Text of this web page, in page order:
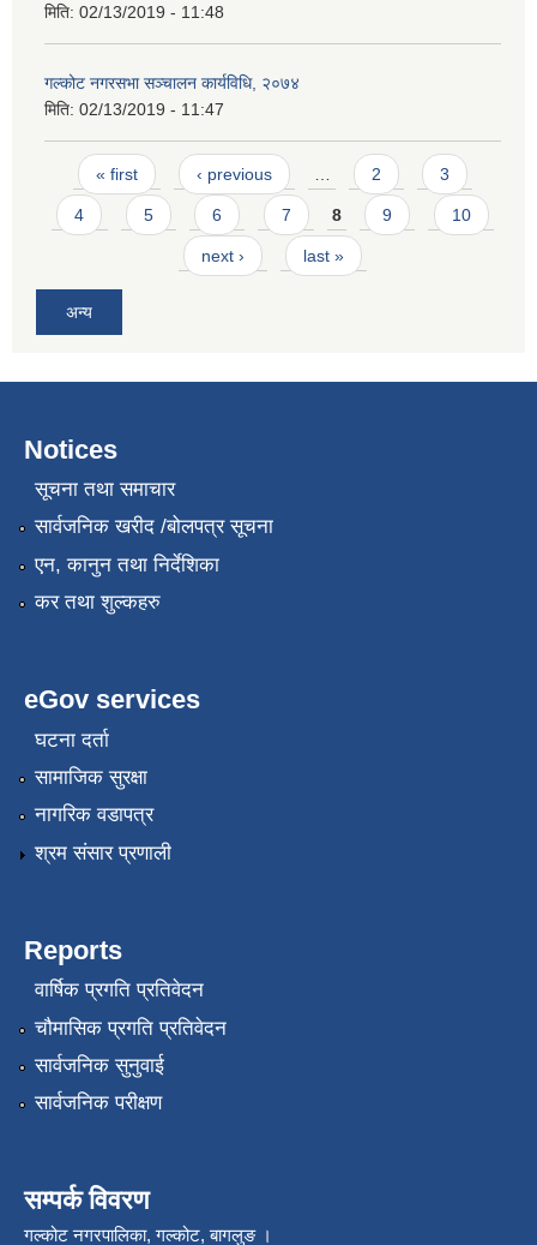
मिति: 02/13/2019 - 11:48
गल्कोट नगरसभा सञ्चालन कार्यविधि, २०७४
मिति: 02/13/2019 - 11:47
Pages
« first ‹ previous 2 3
4 5 6 7 8 9 10
next › last »
अन्य
Notices
सूचना तथा समाचार
सार्वजनिक खरीद /बोलपत्र सूचना
एन, कानुन तथा निर्देशिका
कर तथा शुल्कहरु
eGov services
घटना दर्ता
सामाजिक सुरक्षा
नागरिक वडापत्र
श्रम संसार प्रणाली
Reports
वार्षिक प्रगति प्रतिवेदन
चौमासिक प्रगति प्रतिवेदन
सार्वजनिक सुनुवाई
सार्वजनिक परीक्षण
सम्पर्क विवरण
गल्कोट नगरपालिका, गल्कोट, बागलुङ ।